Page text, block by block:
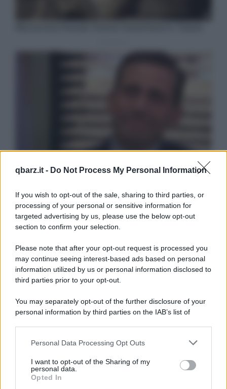
qbarz.it - Do Not Process My Personal Information
If you wish to opt-out of the sale, sharing to third parties, or
processing of your personal or sensitive information for
targeted advertising by us, please use the below opt-out
section to confirm your selection.
Please note that after your opt-out request is processed you
may continue seeing interest-based ads based on personal
information utilized by us or personal information disclosed to
third parties prior to your opt-out.
You may separately opt-out of the further disclosure of your
personal information by third parties on the IAB’s list of
This information may also be disclosed by us to third parties
disclose it to other third parties.
Please note that this website/app uses one or more Google
Personal Data Processing Opt Outs
I want to opt-out of the Sharing of my
personal data.
Opted In